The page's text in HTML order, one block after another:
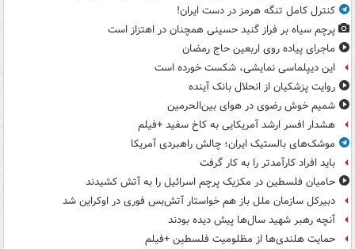
کنترل کامل تنگه هرمز در دست ایران!
پرچم سیاه بر فراز گنبد حسینی همچنان در اهتزاز است
ماجرای پیاده روی اربعین حاج رمضان
این دیپلماسی نمایشی، شکست خورده است
روایت پزشکیان از انحلال بانک آینده
شمیم خوش رضوی در هوای بین‌الحرمین
هشدار افسر ارشد آمریکایی به کاخ سفید +فیلم
موشک‌های بالستیک ایران؛ چالش راهبردی آمریکا
باید افراد کارآمدتر را به کار گرفت
حامیان فلسطین در مکزیک پرچم اسرائیل را به آتش کشیدند
دبیرکل سازمان ملل باز هم خواستار آتش‌بس فوری در اوکراین شد
آنچه رهبر شهید سال‌ها پیش دیده بودند
حمایت هلندی‌ها از مظلومیت فلسطین +فیلم